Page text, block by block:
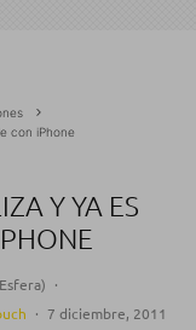
con iPhone
Y YA ES
·
· 7 diciembre, 2011